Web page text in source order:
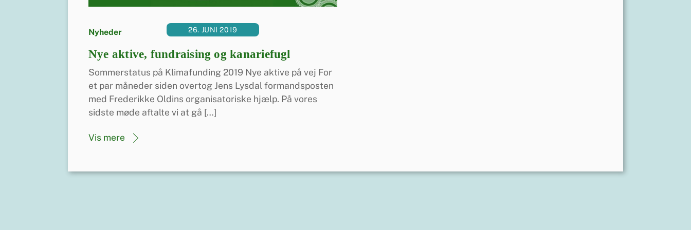
26. JUNI 2019
Nye aktive, fundraising og kanariefugl
Nyheder
Sommerstatus på Klimafunding 2019 Nye aktive på vej For
et par måneder siden overtog Jens Lysdal formandsposten
med Frederikke Oldins organisatoriske hjælp. På vores
sidste møde aftalte vi at gå […]
Vis mere